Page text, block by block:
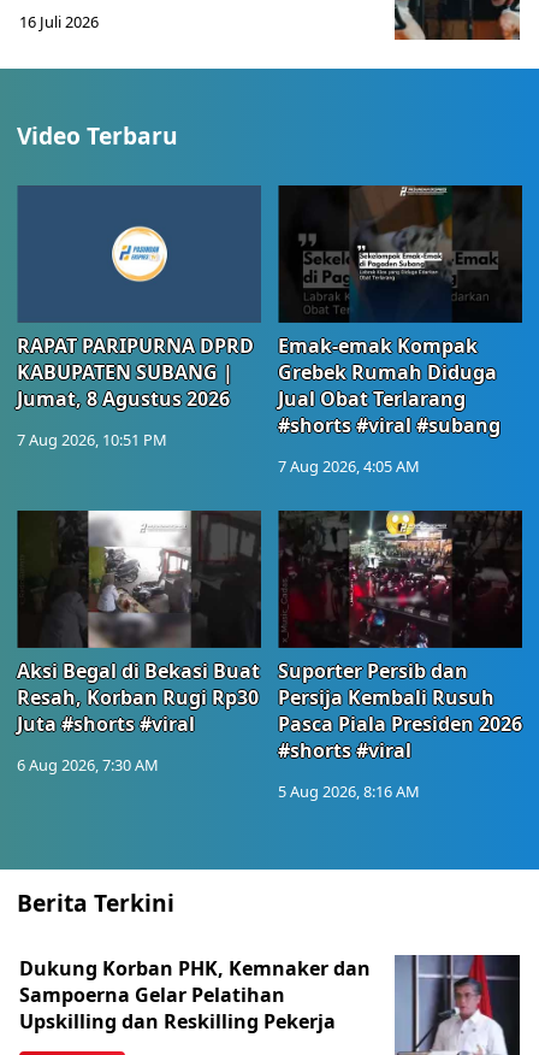
16 Juli 2026
Video Terbaru
RAPAT PARIPURNA DPRD
KABUPATEN SUBANG |
Jumat, 8 Agustus 2026
7 Aug 2026, 10:51 PM
Emak-emak Kompak
Grebek Rumah Diduga
Jual Obat Terlarang
#shorts #viral #subang
7 Aug 2026, 4:05 AM
Aksi Begal di Bekasi Buat
Resah, Korban Rugi Rp30
Juta #shorts #viral
6 Aug 2026, 7:30 AM
Suporter Persib dan
Persija Kembali Rusuh
Pasca Piala Presiden 2026
#shorts #viral
5 Aug 2026, 8:16 AM
Berita Terkini
Dukung Korban PHK, Kemnaker dan
Sampoerna Gelar Pelatihan
Upskilling dan Reskilling Pekerja